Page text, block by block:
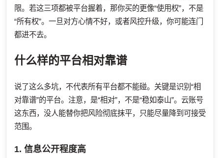
限。若这三项都被平台握着，那你买的更像“使用权”，不是
“所有权”。一旦对方心情不好，或者风控升级，你可能连门
都进不去。
什么样的平台相对靠谱
说了这么多坑，不代表所有平台都不能碰。关键是识别“相
对靠谱”的平台。注意，是“相对”，不是“稳如泰山”。云账号
这东西，没人能替你把风险彻底抹平，只能尽量降到可接受
范围。
1. 信息公开程度高